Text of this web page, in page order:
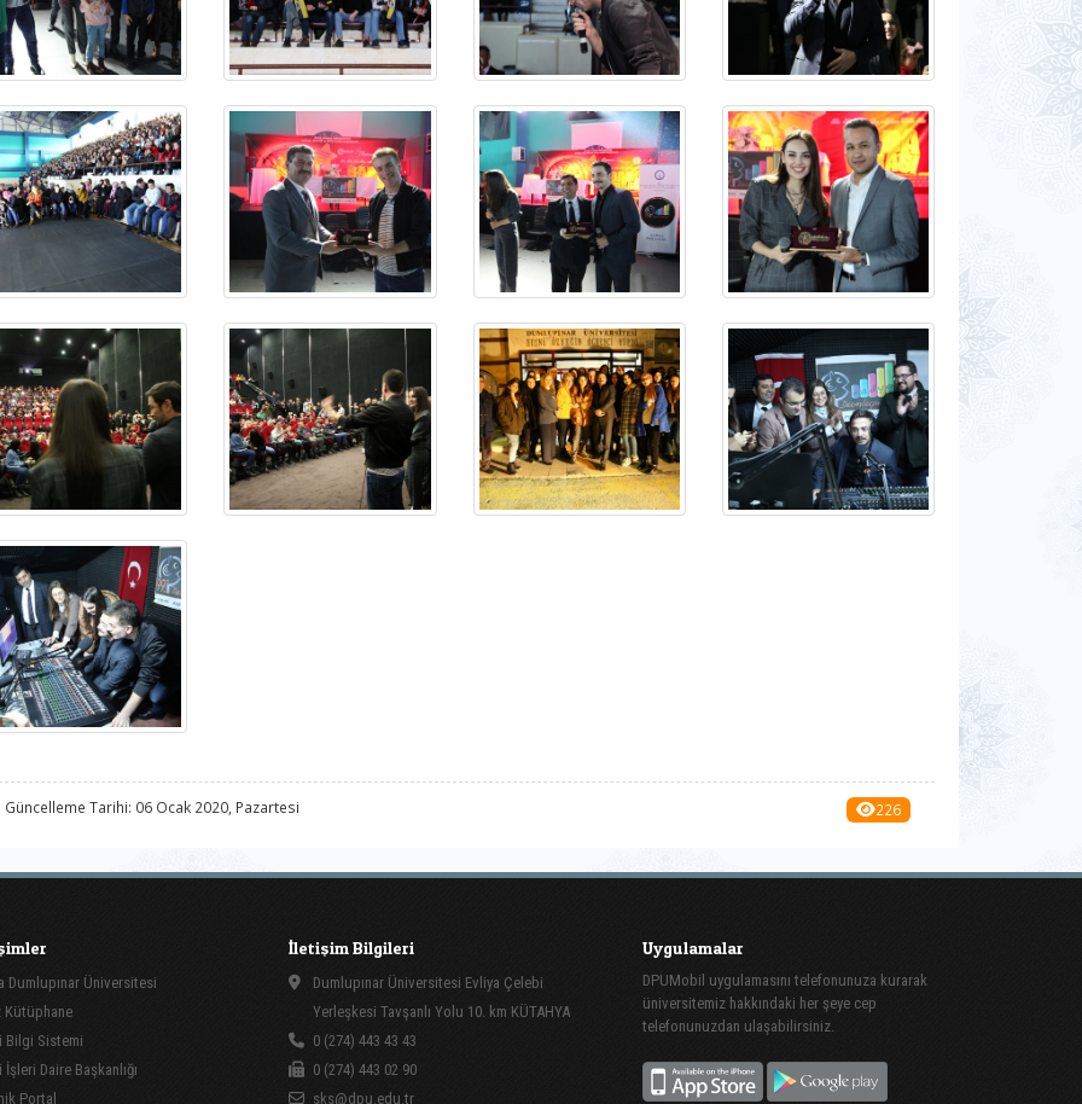
Güncelleme Tarihi: 06 Ocak 2020, Pazartesi 226
Dumlupınar Üniversitesi
Bilgi Sistemi
Daire Başkanlığı
Portal
İletişim Bilgileri
Dumlupınar Üniversitesi Evliya Çelebi
Yerleşkesi Tavşanlı Yolu 10. km KÜTAHYA
0 (274) 443 43 43
0 (274) 443 02 90
sks@dpu.edu.tr
Uygulamalar
DPUMobil uygulamasını telefonunuza kurarak
üniversitemiz hakkındaki her şeye cep
telefonunuzdan ulaşabilirsiniz.